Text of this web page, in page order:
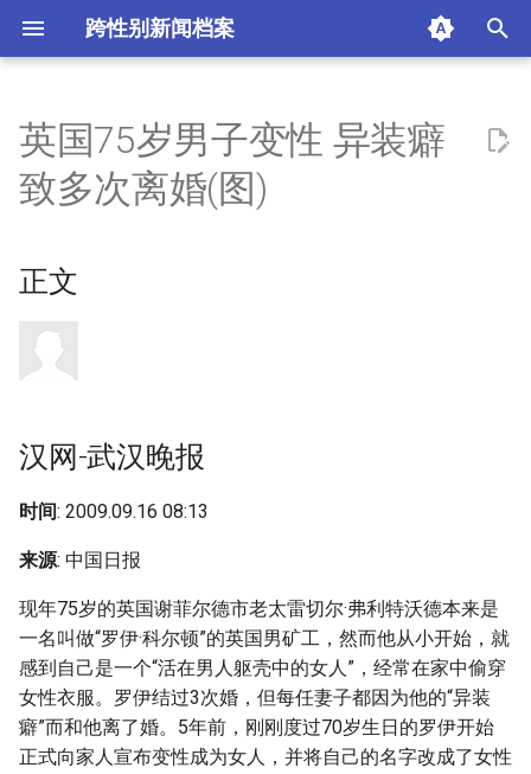
跨性别新闻档案
i
t
a
i
i
n
g
e
a
r
c
正文
责任编辑
热门评论点击查看更多
摘要与附加信息
附加信息 [Processed Page
英国75岁男子变性 异装癖
致多次离婚(图)
正文
汉网-武汉晚报
时间: 2009.09.16 08:13
来源: 中国日报
现年75岁的英国谢菲尔德市老太雷切尔·弗利特沃德本来是
一名叫做“罗伊·科尔顿”的英国男矿工，然而他从小开始，就
感到自己是一个“活在男人躯壳中的女人”，经常在家中偷穿
女性衣服。罗伊结过3次婚，但每任妻子都因为他的“异装
癖”而和他离了婚。5年前，刚刚度过70岁生日的罗伊开始
正式向家人宣布变性成为女人，并将自己的名字改成了女性